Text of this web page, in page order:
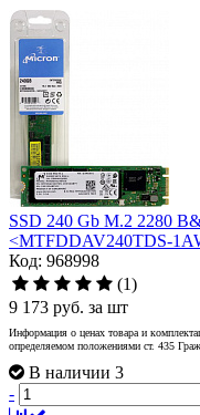
SSD 240 Gb M.2 2280
<MTFDDAV240TDS-
Код: 968998
(1)
9 173 руб. за шт
Информация о ценах товара и
определяемом положениями ст. 435
В наличии 3
-